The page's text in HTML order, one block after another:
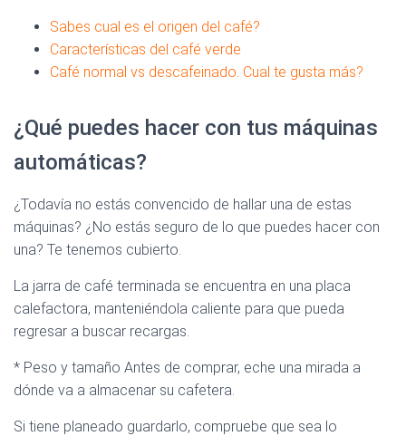
Sabes cual es el origen del café?
Características del café verde
Café normal vs descafeinado. Cual te gusta más?
¿Qué puedes hacer con tus máquinas
automáticas?
¿Todavía no estás convencido de hallar una de estas
máquinas? ¿No estás seguro de lo que puedes hacer con
una? Te tenemos cubierto.
La jarra de café terminada se encuentra en una placa
calefactora, manteniéndola caliente para que pueda
regresar a buscar recargas.
* Peso y tamaño Antes de comprar, eche una mirada a
dónde va a almacenar su cafetera.
Si tiene planeado guardarlo, compruebe que sea lo